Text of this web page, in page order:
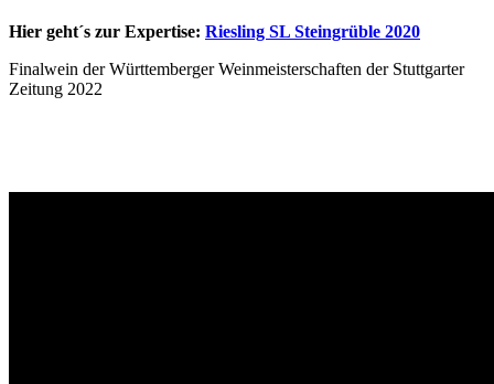
Hier geht´s zur Expertise: Riesling SL Steingrüble 2020
Finalwein der Württemberger Weinmeisterschaften der Stuttgarter
Zeitung 2022